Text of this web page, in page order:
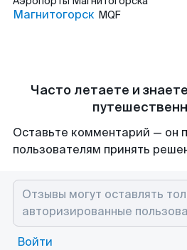
Магнитогорск MQF
Часто летаете и
Оставьте комментарий — он
пользователям принять
Войти